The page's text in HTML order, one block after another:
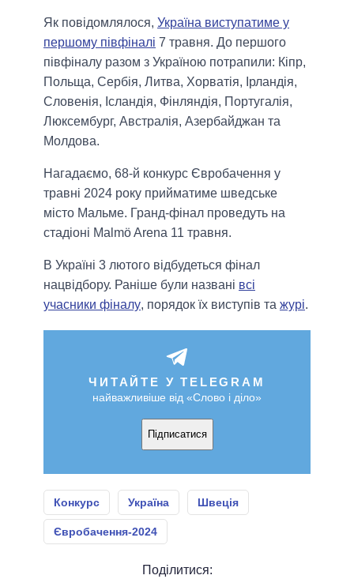
Як повідомлялося, Україна виступатиме у
першому півфіналі 7 травня. До першого
півфіналу разом з Україною потрапили: Кіпр,
Польща, Сербія, Литва, Хорватія, Ірландія,
Словенія, Ісландія, Фінляндія, Португалія,
Люксембург, Австралія, Азербайджан та
Молдова.
Нагадаємо, 68-й конкурс Євробачення у
травні 2024 року прийматиме шведське
місто Мальме. Гранд-фінал проведуть на
стадіоні Malmö Arena 11 травня.
В Україні 3 лютого відбудеться фінал
нацвідбору. Раніше були названі всі
учасники фіналу, порядок їх виступів та журі.
ЧИТАЙТЕ У TELEGRAM
найважливіше від «Слово і діло»
Підписатися
Конкурс Україна Швеція
Євробачення-2024
Поділитися: